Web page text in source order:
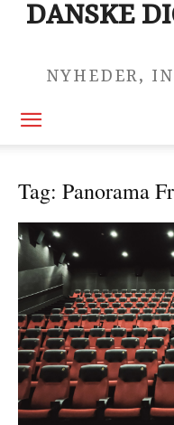
DANSKE
NYHEDER,
Tag: Panorama